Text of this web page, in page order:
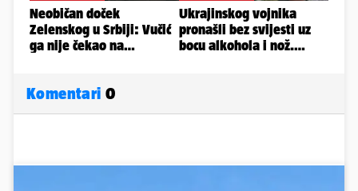
Komentari 0